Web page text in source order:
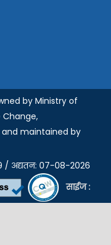
by Ministry of
Change,
and maintained by
/ अद्यतन: 07-08-2026
साईज :